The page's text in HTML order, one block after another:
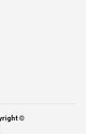
©